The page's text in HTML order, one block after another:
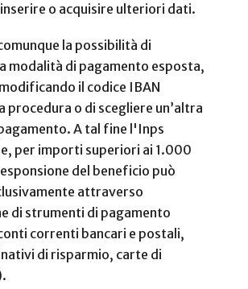
o acquisire ulteriori dati.
la possibilità di
modalità di pagamento esposta,
il codice IBAN
procedura o di scegliere un’altra
A tal fine l'Inps
per importi superiori ai 1.000
del beneficio può
attraverso
di strumenti di pagamento
correnti bancari e postali,
di risparmio, carte di